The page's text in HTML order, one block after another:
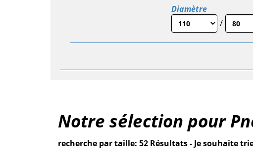
Diamètre
/
Notre sélection pour
recherche par taille: 52 Résultats - Je souhaite